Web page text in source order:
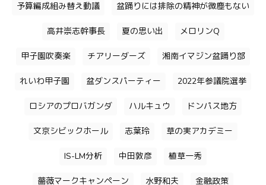
予算編成組み替え動議 盆踊りには排除の精神が微塵もない
高井崇志幹事長 夏の思い出 メロリンQ
甲子園吹奏楽 チアリーダーズ 湘南イマジン盆踊り部
れいわ甲子園 盆ダンスパーティー 2022年参議院選挙
ロシアのプロバガンダ ハルキュウ ドンパス地方
文京シビックホール 志葉玲 草の実アカデミー
IS-LM分析 中田敦彦 植草一秀
薔薇マークキャンペーン 水野和夫 金融政策